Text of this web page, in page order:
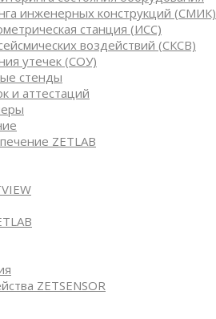
инженерных конструкций (СМИК)
станция (ИСС)
воздействий (СКСВ)
утечек (СОУ)
стенды
и аттестаций
ZETLAB
ZETSENSOR